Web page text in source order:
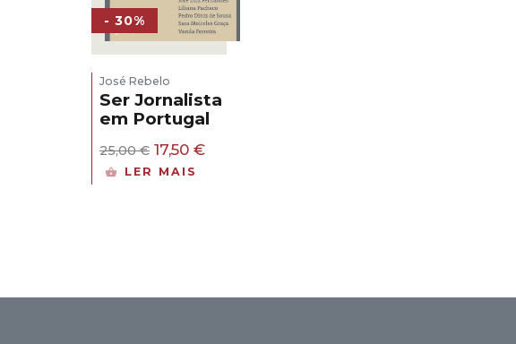
- 30%
José Rebelo
Ser Jornalista
em Portugal
25,00€ O
preço
original
17,50 €O
LER MAIS